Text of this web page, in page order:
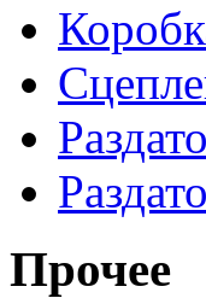
Прочее